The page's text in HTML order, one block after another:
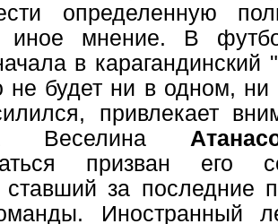
определенную
иное мнение. В
в
не будет ни в одном,
привлекает
Веселина
призван его
за последние
Иностранный